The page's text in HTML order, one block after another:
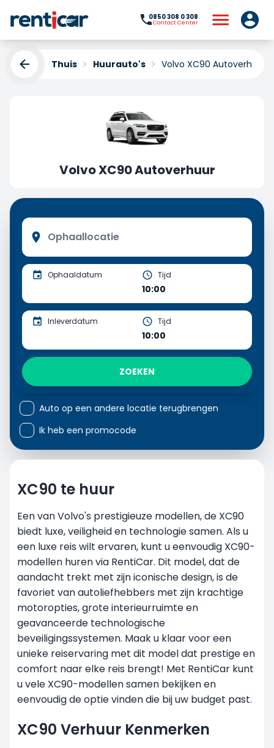
0850 308 0 308
Contact Center
Thuis Huurauto's Volvo XC90 Autoverhuur
Volvo XC90 Autoverhuur
Ophaaldatum Tijd
10:00
Inleverdatum Tijd
10:00
ZOEKEN
Auto op een andere locatie terugbrengen
Ik heb een promocode
XC90 te huur
Een van Volvo's prestigieuze modellen, de XC90
biedt luxe, veiligheid en technologie samen. Als u
een luxe reis wilt ervaren, kunt u eenvoudig XC90-
modellen huren via RentiCar. Dit model, dat de
aandacht trekt met zijn iconische design, is de
favoriet van autoliefhebbers met zijn krachtige
motoropties, grote interieurruimte en
geavanceerde technologische
beveiligingssystemen. Maak u klaar voor een
unieke reiservaring met dit model dat prestige en
comfort naar elke reis brengt! Met RentiCar kunt
u vele XC90-modellen samen bekijken en
eenvoudig de optie vinden die bij uw budget past.
XC90 Verhuur Kenmerken